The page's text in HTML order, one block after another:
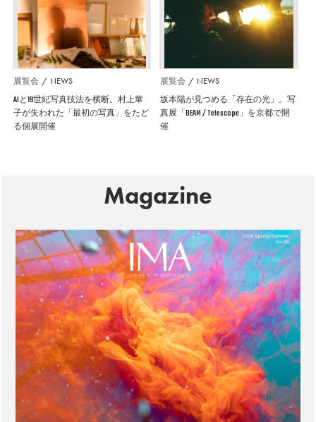
展覧会 NEWS
AIと19世紀写真技法を横断。村上華
子が失われた「最初の写真」をたど
る個展開催
展覧会 NEWS
坂本陽が見つめる「存在の光」。写
真展「BEAM / Telescope」を京都で開
催
Magazine